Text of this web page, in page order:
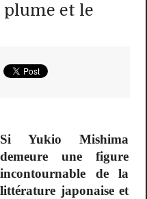
et le
Si Yukio Mishima
demeure une figure
incontournable de la
littérature japonaise et